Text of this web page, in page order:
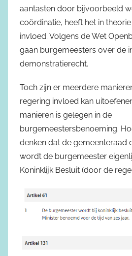
aantasten door bijvoorbeeld
coördinatie, heeft het in
invloed. Volgens de Wet
gaan burgemeesters over de
demonstratierecht.
Toch zijn er meerdere
regering invloed kan
manieren is gelegen in de
burgemeestersbenoeming.
denken dat de gemeenteraad
wordt de burgemeester
Koninklijk Besluit (door de